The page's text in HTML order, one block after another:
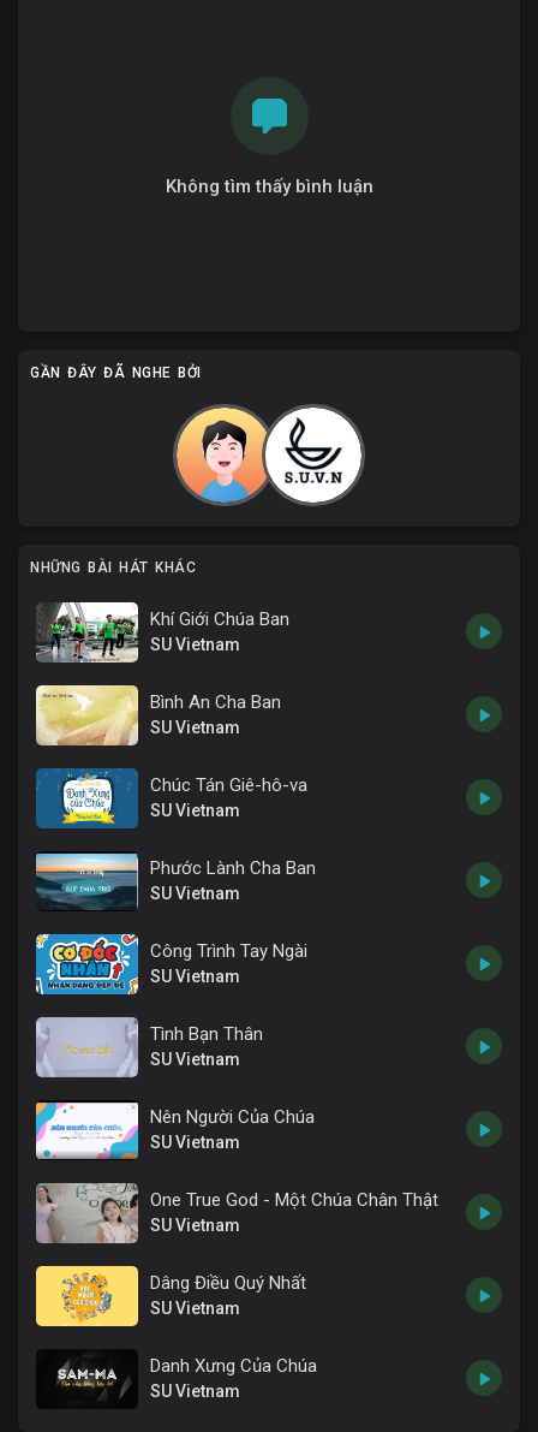
Không tìm thấy bình luận
GẦN ĐÂY ĐÃ NGHE BỞI
NHỮNG BÀI HÁT KHÁC
Khí Giới Chúa Ban
SU Vietnam
Bình An Cha Ban
SU Vietnam
Chúc Tán Giê-hô-va
SU Vietnam
Phước Lành Cha Ban
SU Vietnam
Công Trình Tay Ngài
SU Vietnam
Tình Bạn Thân
SU Vietnam
Nên Người Của Chúa
SU Vietnam
One True God - Một Chúa Chân Thật
SU Vietnam
Dâng Điều Quý Nhất
SU Vietnam
Danh Xưng Của Chúa
SU Vietnam